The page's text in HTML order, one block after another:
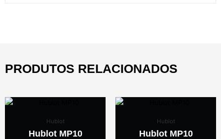
PRODUTOS RELACIONADOS
Hublot
Hublot MP10
Hublot
Hublot MP10